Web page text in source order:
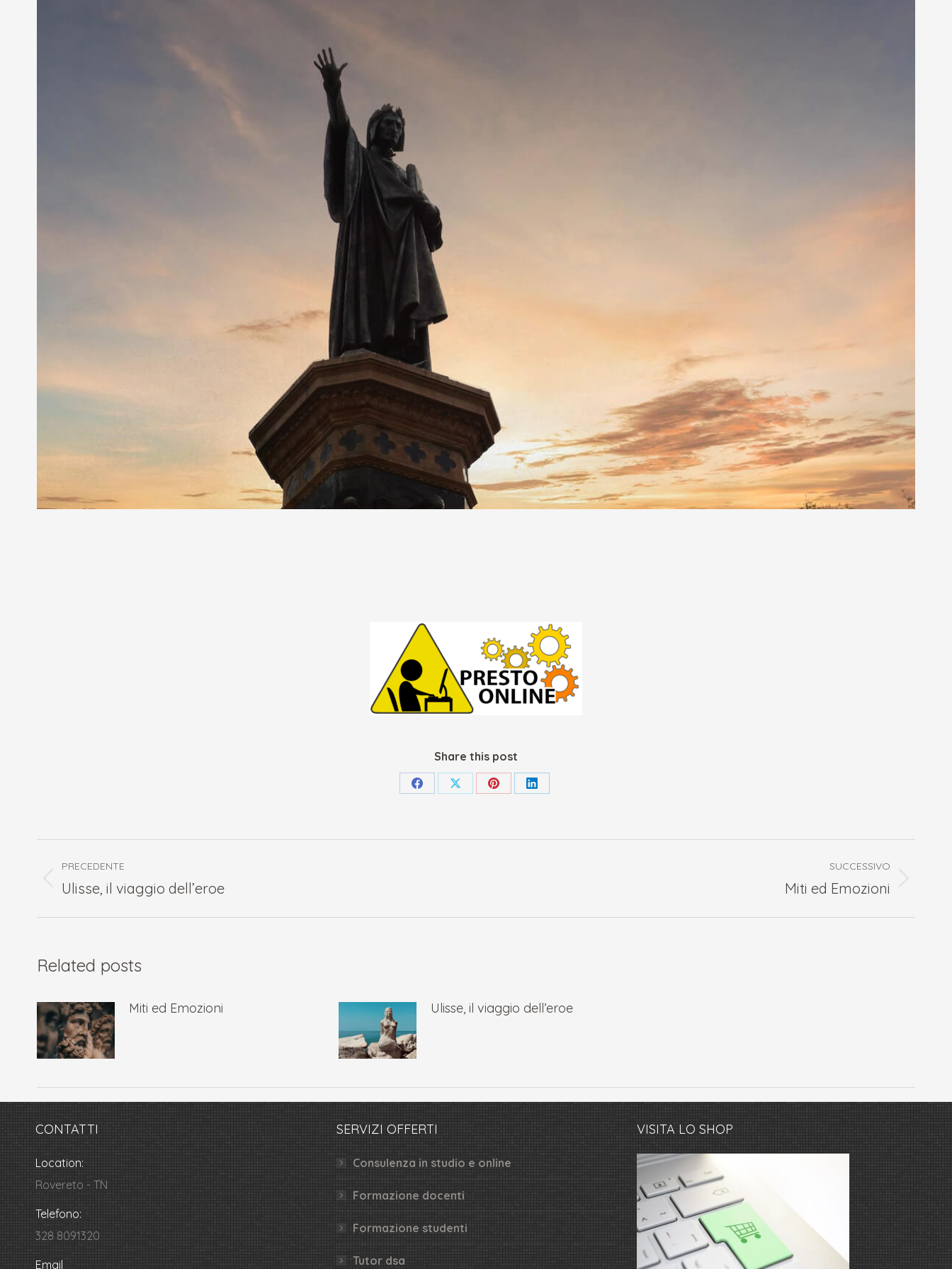
Share this post
Condividi
Facebook
Condividi
X
Condividi
Pinterest
Condividi
LinkedIn
tra
i
PRECEDENTE
Post
Ulisse, il viaggio dell’eroe
SUCCESSIVO
Miti ed Emozioni
Related posts
Miti ed Emozioni Ulisse, il viaggio dell’eroe
CONTATTI
Location:
Rovereto - TN
Telefono:
328 8091320
Email
SERVIZI OFFERTI
Consulenza in studio e online
Formazione docenti
Formazione studenti
Tutor dsa
VISITA LO SHOP